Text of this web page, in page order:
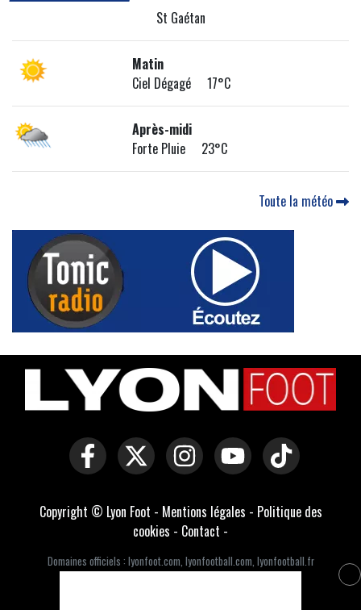
St Gaétan
Matin
Ciel Dégagé 17°C
Après-midi
Forte Pluie 23°C
Toute la météo
Copyright © Lyon Foot - Mentions légales - Politique des
cookies - Contact -
Domaines officiels : lyonfoot.com, lyonfootball.com, lyonfootball.fr